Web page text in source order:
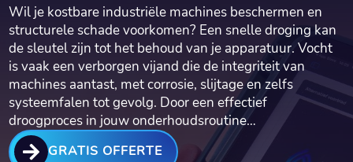
Wil je kostbare industriële machines beschermen en
structurele schade voorkomen? Een snelle droging kan
de sleutel zijn tot het behoud van je apparatuur.​ Vocht
is vaak een verborgen vijand die de integriteit van
machines aantast, met corrosie, slijtage en zelfs
systeemfalen tot gevolg.​ Door een effectief
droogproces in jouw onderhoudsroutine…
 GRATIS OFFERTE